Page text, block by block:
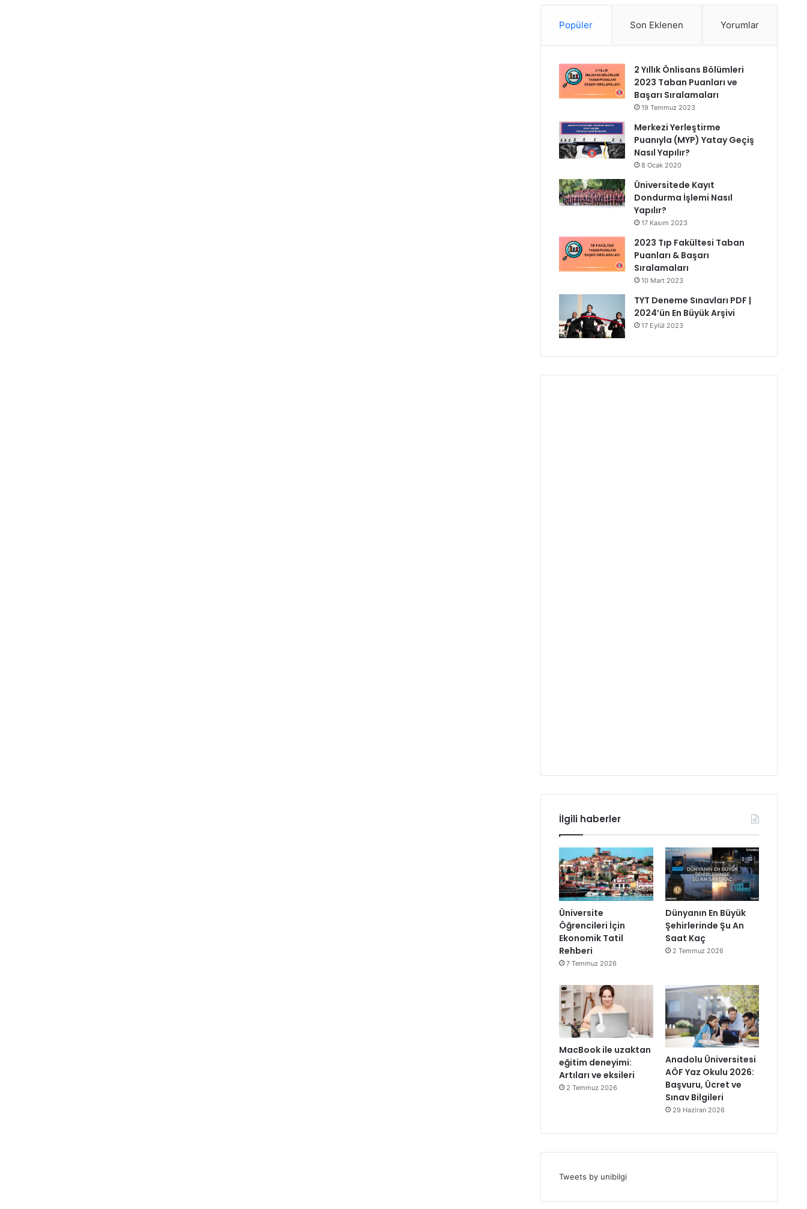
Popüler Son Eklenen Yorumlar
2 Yıllık Önlisans Bölümleri
2023 Taban Puanları ve
Başarı Sıralamaları
19 Temmuz 2023
Merkezi Yerleştirme
Puanıyla (MYP) Yatay Geçiş
Nasıl Yapılır?
8 Ocak 2020
Üniversitede Kayıt
Dondurma İşlemi Nasıl
Yapılır?
17 Kasım 2023
2023 Tıp Fakültesi Taban
Puanları & Başarı
Sıralamaları
10 Mart 2023
TYT Deneme Sınavları PDF |
2024’ün En Büyük Arşivi
17 Eylül 2023
İlgili haberler
Üniversite
Öğrencileri İçin
Ekonomik Tatil
Rehberi
7 Temmuz 2026
Dünyanın En Büyük
Şehirlerinde Şu An
Saat Kaç
2 Temmuz 2026
MacBook ile uzaktan
eğitim deneyimi:
Artıları ve eksileri
2 Temmuz 2026
Anadolu Üniversitesi
AÖF Yaz Okulu 2026:
Başvuru, Ücret ve
Sınav Bilgileri
29 Haziran 2026
Tweets by unibilgi